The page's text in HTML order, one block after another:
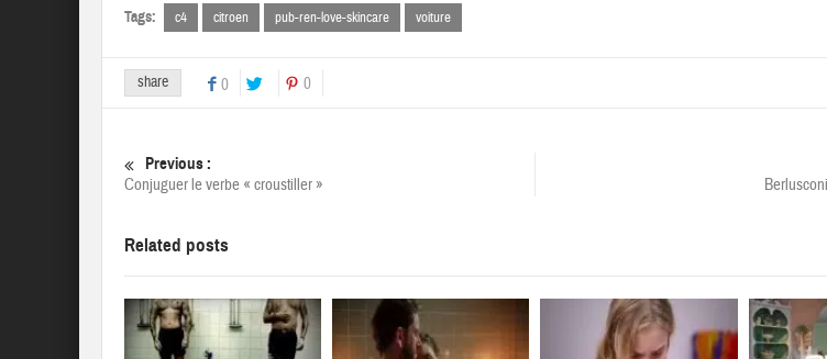
Tags: c4 citroen pub-ren-love-skincare voiture
share 0 0
Previous :
Conjuguer le verbe « croustiller »
Related posts